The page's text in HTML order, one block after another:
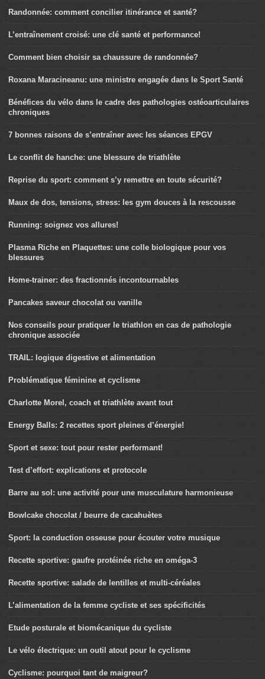
Randonnée: comment concilier itinérance et santé?
L’entraînement croisé: une clé santé et performance!
Comment bien choisir sa chaussure de randonnée?
Roxana Maracineanu: une ministre engagée dans le Sport Santé
Bénéfices du vélo dans le cadre des pathologies ostéoarticulaires
chroniques
7 bonnes raisons de s’entraîner avec les séances EPGV
Le conflit de hanche: une blessure de triathlète
Reprise du sport: comment s’y remettre en toute sécurité?
Maux de dos, tensions, stress: les gym douces à la rescousse
Running: soignez vos allures!
Plasma Riche en Plaquettes: une colle biologique pour vos
blessures
Home-trainer: des fractionnés incontournables
Pancakes saveur chocolat ou vanille
Nos conseils pour pratiquer le triathlon en cas de pathologie
chronique associée
TRAIL: logique digestive et alimentation
Problématique féminine et cyclisme
Charlotte Morel, coach et triathlète avant tout
Energy Balls: 2 recettes sport pleines d’énergie!
Sport et sexe: tout pour rester performant!
Test d’effort: explications et protocole
Barre au sol: une activité pour une musculature harmonieuse
Bowlcake chocolat / beurre de cacahuètes
Sport: la conduction osseuse pour écouter votre musique
Recette sportive: gaufre protéinée riche en oméga-3
Recette sportive: salade de lentilles et multi-céréales
L’alimentation de la femme cycliste et ses spécificités
Etude posturale et biomécanique du cycliste
Le vélo électrique: un outil atout pour le cyclisme
Cyclisme: pourquoi tant de maigreur?